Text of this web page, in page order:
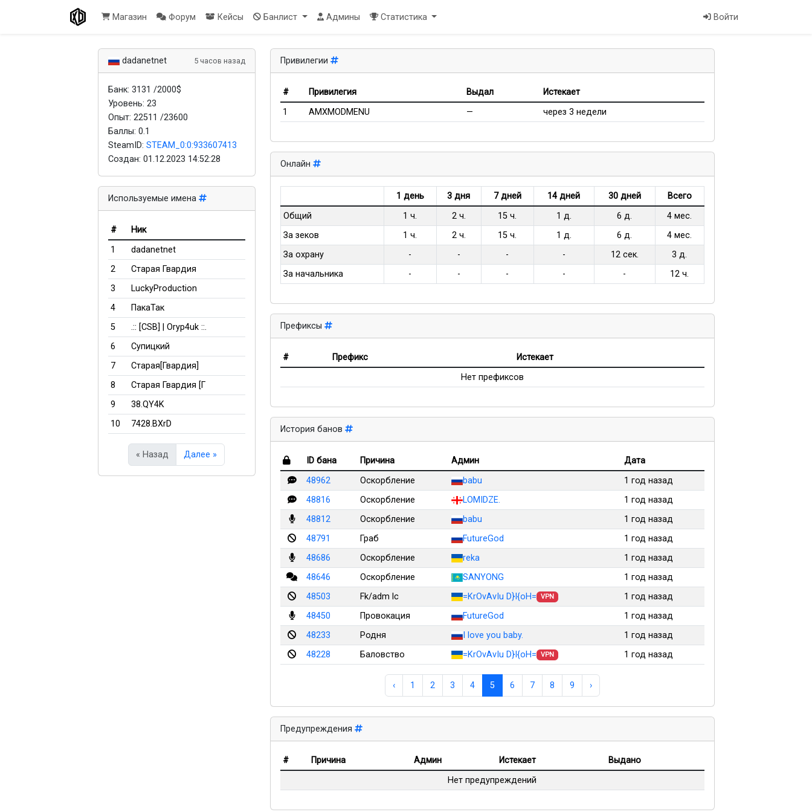
Магазин Форум Кейсы Банлист Toggle Dropdown
Админы Статистика Войти
dadanetnet 5 часов назад
Банк: 3131 /2000$
Уровень: 23
Опыт: 22511 /23600
Баллы: 0.1
SteamID: STEAM_0:0:933607413
Создан: 01.12.2023 14:52:28
Используемые имена
#
Ник
1
dadanetnet
2
Старая Гвардия
3
LuckyProduction
4
ПакаТак
5
.:: [CSB] | Oryp4uk ::.
6
Супицкий
7
Cтарая[Гвардия]
8
Cтарая Гвардия [Г
9
38.QY4K
10
7428.BXrD
« Назад Далее »
Привилегии
# Привилегия Выдал
Истекает
1
AMXMODMENU — через 3 недели
Онлайн
1 день 3 дня 7 дней 14 дней 30 дней
Всего
Общий
1 ч. 2 ч. 15 ч. 1 д. 6 д.
4 мес.
За зеков
1 ч. 2 ч. 15 ч. 1 д. 6 д.
4 мес.
За охрану
- - - - 12 сек.
3 д.
За начальника
- - - - - 12 ч.
Префиксы
# Префикс
Истекает
Нет префиксов
История банов
ID бана Причина Админ
Дата
48962
Оскорбление babu
1 год назад
48816
Оскорбление LOMIDZE.
1 год назад
48812
Оскорбление babu
1 год назад
48791
Граб FutureGod
1 год назад
48686
Оскорбление reka
1 год назад
48646
Оскорбление SANYONG
1 год назад
48503
Fk/adm lc =KrOvAvIu D}I{oH= VPN
1 год назад
48450
Провокация FutureGod
1 год назад
48233
Родня I love you baby.
1 год назад
48228
Баловство =KrOvAvIu D}I{oH= VPN 1 год назад
‹ 1 2 3 4 5 6 7 8 9 ›
Предупреждения
# Причина Админ Истекает
Выдано
Нет предупреждений